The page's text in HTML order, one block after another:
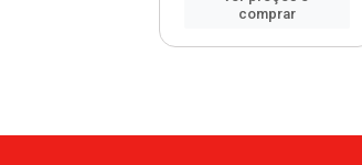
comprar